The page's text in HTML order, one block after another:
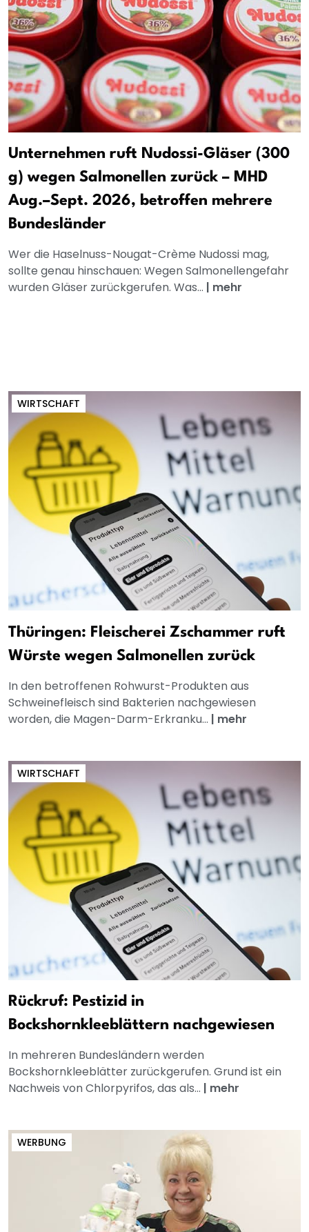
Unternehmen ruft Nudossi-Gläser (300
g) wegen Salmonellen zurück – MHD
Aug.–Sept. 2026, betroffen mehrere
Bundesländer
Wer die Haselnuss-Nougat-Crème Nudossi mag,
sollte genau hinschauen: Wegen Salmonellengefahr
wurden Gläser zurückgerufen. Was... | mehr
WIRTSCHAFT
Thüringen: Fleischerei Zschammer ruft
Würste wegen Salmonellen zurück
In den betroffenen Rohwurst-Produkten aus
Schweinefleisch sind Bakterien nachgewiesen
worden, die Magen-Darm-Erkranku... | mehr
WIRTSCHAFT
Rückruf: Pestizid in
Bockshornkleeblättern nachgewiesen
In mehreren Bundesländern werden
Bockshornkleeblätter zurückgerufen. Grund ist ein
Nachweis von Chlorpyrifos, das als... | mehr
WERBUNG